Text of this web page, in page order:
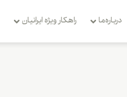
درباره‌ما راهکار ویژه ایرانیان